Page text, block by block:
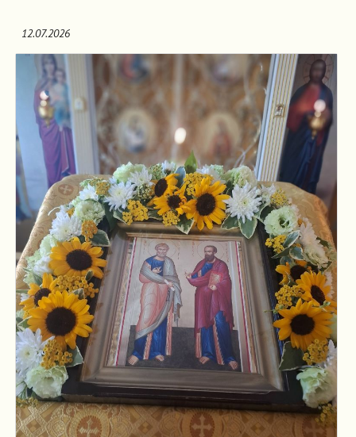
12.07.2026